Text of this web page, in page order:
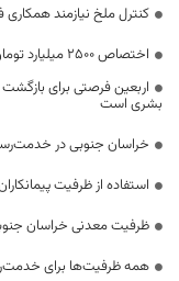
کنترل ملخ نیازمند
اختصاص 2500 میلیارد تومان برای توسعه راه‌های دوبانده خراسان جنوبی
اربعین فرصتی برای
بشری است
خراسان جنوبی در
استفاده از ظرفیت
ظرفیت معدنی خراسان
همه ظرفیت‌ها برای